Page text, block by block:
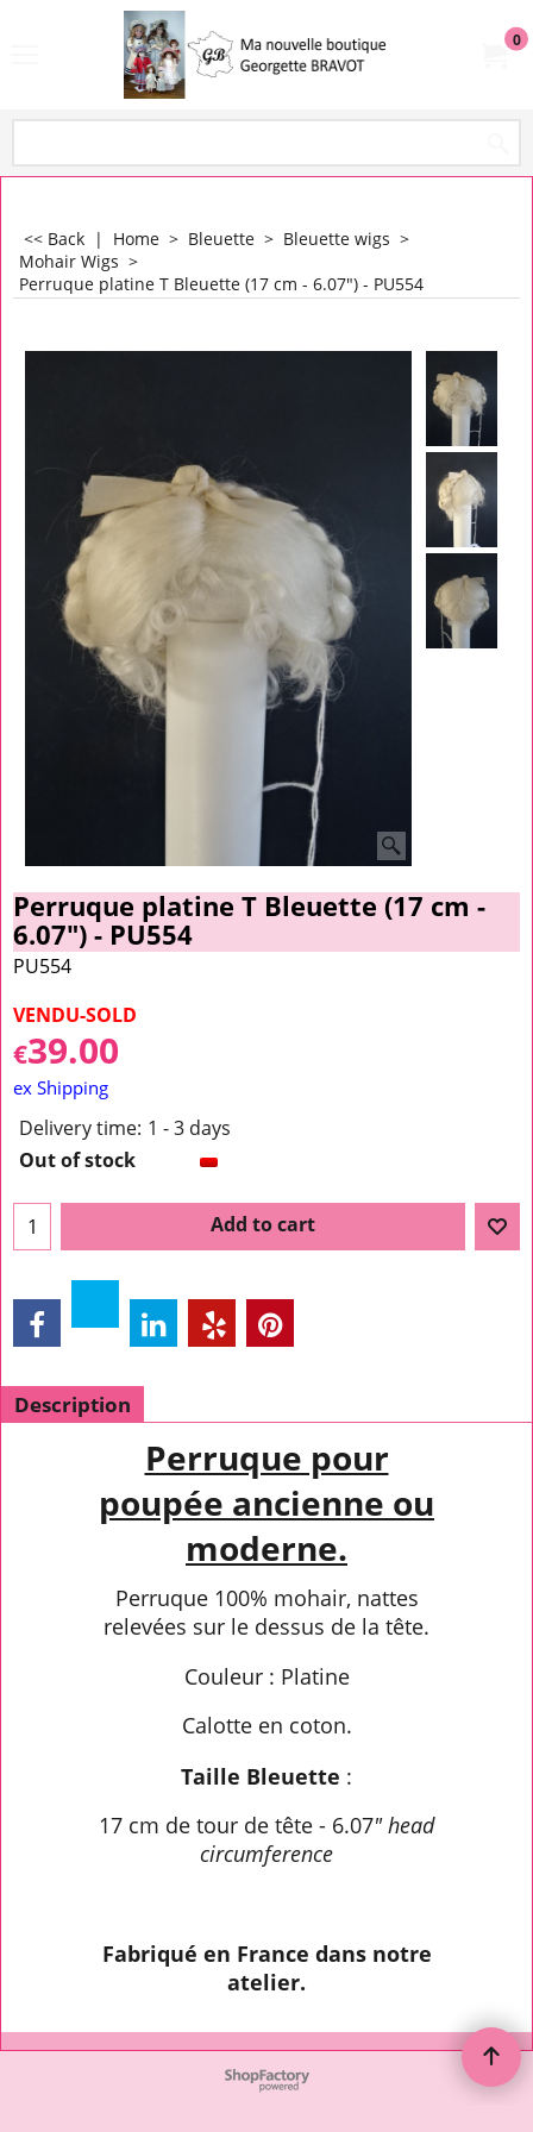
0
<< Back | Home > Bleuette > Bleuette wigs >
Mohair Wigs >
Perruque platine T Bleuette (17 cm - 6.07") - PU554
Perruque platine T Bleuette (17 cm -
6.07") - PU554
PU554
VENDU-SOLD
€39.00
ex Shipping
Delivery time: 1 - 3 days
Out of stock
Add to cart
Description
Perruque pour
poupée ancienne ou
moderne.
Perruque 100% mohair, nattes
relevées sur le dessus de la tête.
Couleur : Platine
Calotte en coton.
Taille Bleuette :
17 cm de tour de tête - 6.07" head
circumference
Fabriqué en France dans notre
atelier.
To create online store ShopFactory eCommerce software was used.